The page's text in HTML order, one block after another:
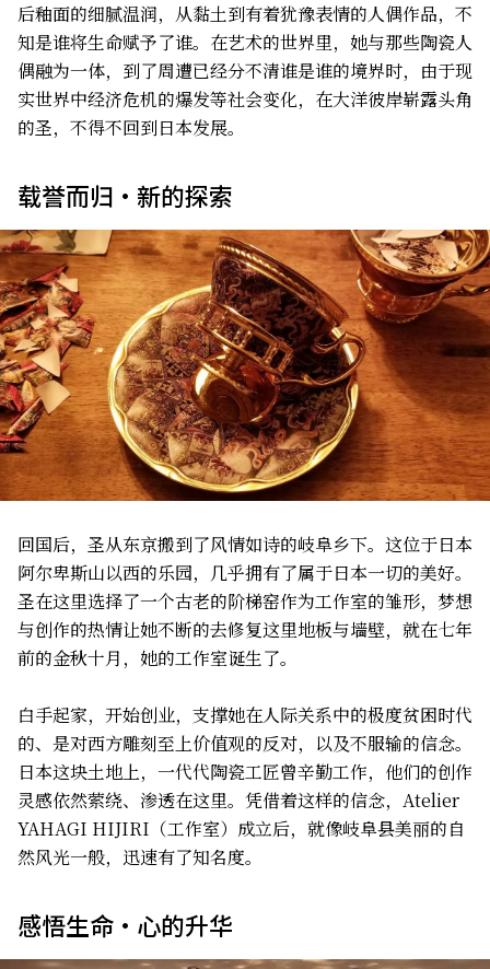
后釉面的细腻温润，从黏土到有着犹豫表情的人偶作品，不
知是谁将生命赋予了谁。在艺术的世界里，她与那些陶瓷人
偶融为一体，到了周遭已经分不清谁是谁的境界时，由于现
实世界中经济危机的爆发等社会变化，在大洋彼岸崭露头角
的圣，不得不回到日本发展。
载誉而归・新的探索
回国后，圣从东京搬到了风情如诗的岐阜乡下。这位于日本
阿尔卑斯山以西的乐园，几乎拥有了属于日本一切的美好。
圣在这里选择了一个古老的阶梯窑作为工作室的雏形，梦想
与创作的热情让她不断的去修复这里地板与墙壁，就在七年
前的金秋十月，她的工作室诞生了。
白手起家，开始创业，支撑她在人际关系中的极度贫困时代
的、是对西方雕刻至上价值观的反对，以及不服输的信念。
日本这块土地上，一代代陶瓷工匠曾辛勤工作，他们的创作
灵感依然萦绕、渗透在这里。凭借着这样的信念，Atelier
YAHAGI HIJIRI（工作室）成立后，就像岐阜县美丽的自
然风光一般，迅速有了知名度。
感悟生命・心的升华